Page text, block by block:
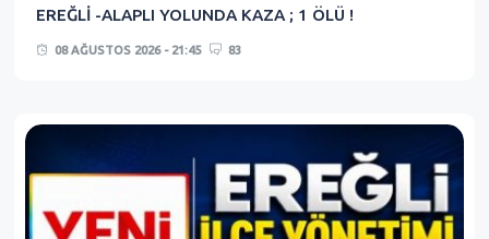
EREĞLİ -ALAPLI YOLUNDA KAZA ; 1 ÖLÜ !
08 AĞUSTOS 2026 - 21:45 83